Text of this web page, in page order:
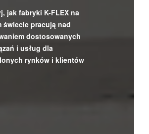
jak fabryki K-FLEX na
świecie pracują nad
dostosowanych
i usług dla
rynków i klientów